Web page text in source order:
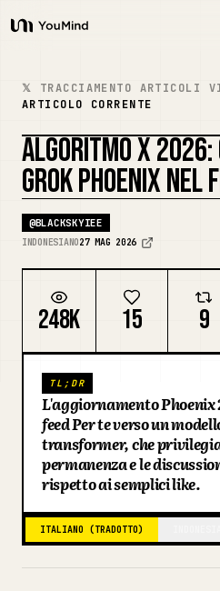
YouMind
Panoramica
Casi d'uso
Abilità
Prezzi
Scarica
Blog
Aggiornamenti
𝕏 TRACCIAMENTO ARTICOLI
ARTICOLO CORRENTE
ALGORITMO X 2026:
GROK PHOENIX NEL
@BLACKSKYIEE
INDONESIANO27 MAG 2026
248K 15 9
TL;DR
L'aggiornamento Phoenix
feed Per te verso un
transformer, che
permanenza e le
rispetto ai semplici like.
ITALIANO (TRADOTTO)